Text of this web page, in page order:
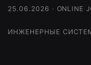
25.06.2026 · ONLINE
ИНЖЕНЕРНЫЕ